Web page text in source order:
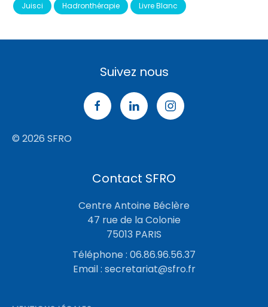
Juisci
Hadronthérapie Livre Blanc
Suivez nous
© 2026 SFRO
Contact SFRO
Centre Antoine Béclère
47 rue de la Colonie
75013 PARIS
Téléphone : 06.86.96.56.37
Email : secretariat@sfro.fr